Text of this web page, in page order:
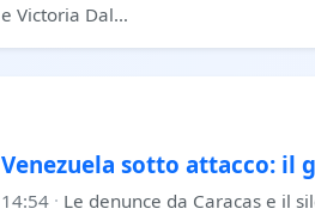
e Victoria Dal…
Venezuela sotto attacco:
14:54 · Le denunce da Caracas e il